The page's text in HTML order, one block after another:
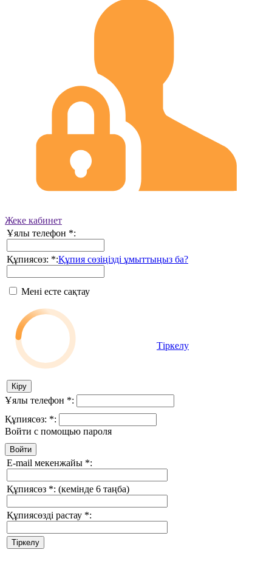
Жеке кабинет
Ұялы телефон *:
Құпиясөз: *:Құпия сөзіңізді ұмыттыңыз ба?
Мені есте сақтау
Тіркелу
Ұялы телефон *:
Құпиясөз: *:
Войти с помощью пароля
E-mail мекенжайы *:
Құпиясөз *: (кемінде 6 таңба)
Құпиясөзді растау *: